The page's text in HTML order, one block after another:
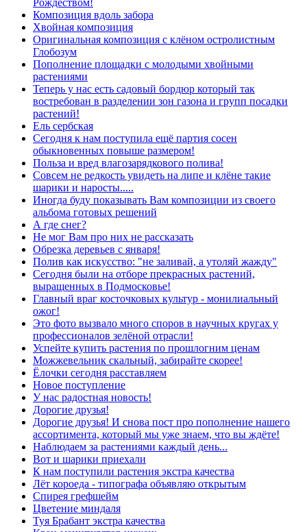
Рождеством!
Композиция вдоль забора
Хвойная композиция
Оригинальная композиция с клёном остролистным
Глобозум
Пополнение площадки с молодыми хвойными
растениями
Теперь у нас есть садовый бордюр который так
востребован в разделении зон газона и групп посадки
растений!
Ель сербская
Сегодня к нам поступила ещё партия сосен
обыкновенных повыше размером!
Польза и вред влагозарядкового полива!
Совсем не редкость увидеть на липе и клёне такие
шарики и наросты.....
Иногда буду показывать Вам композиции из своего
альбома готовых решений
А где снег?
Не мог Вам про них не рассказать
Обрезка деревьев с января!
Полив как искусство: "не заливай, а утоляй жажду"
Сегодня были на отборе прекрасных растений,
выращенных в Подмосковье!
Главный враг косточковых культур - монилиальный
ожог!
Это фото вызвало много споров в научных кругах у
профессионалов зелёной отрасли!
Успейте купить растения по прошлогним ценам
Можжевельник скальный, забирайте скорее!
Ёлочки сегодня расставляем
Новое поступление
У нас радостная новость!
Дорогие друзья!
Дорогие друзья! И снова пост про пополнение нашего
ассортимента, который мы уже знаем, что вы ждёте!
Наблюдаем за растениями каждый день...
Вот и шарики приехали
К нам поступили растения экстра качества
Лёт короеда - типографа объявляю открытым
Спирея грефшейм
Цветение миндаля
Туя Брабант экстра качества